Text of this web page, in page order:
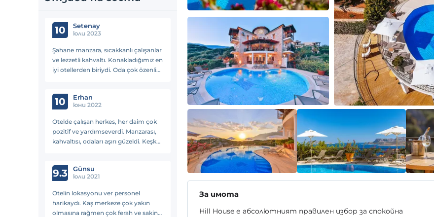
10 Setenay
юли 2023
Şahane manzara, sıcakkanlı çalışanlar
ve lezzetli kahvaltı. Konakladığımız en
iyi otellerden biriydi. Oda çok özenli
10 Erhan
юни 2022
Otelde çalışan herkes, her daim çok
pozitif ve yardımseverdi. Manzarası,
kahvaltısı, odaları aşırı güzeldi. Keşke
9.3 Günsu
юли 2021
Otelin lokasyonu ver personel
harikaydı. Kaş merkeze çok yakın
olmasına rağmen çok ferah ve sakin,
За имота
Hill House е абсолютният правилен избор за спокойна